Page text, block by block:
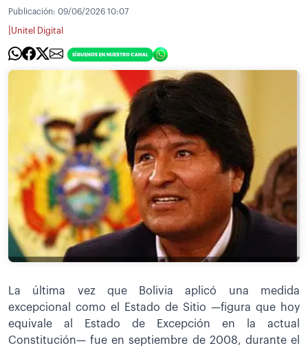
Publicación: 09/06/2026 10:07
Unitel Digital
La última vez que Bolivia aplicó una medida
excepcional como el Estado de Sitio —figura que hoy
equivale al Estado de Excepción en la actual
Constitución— fue en septiembre de 2008, durante el